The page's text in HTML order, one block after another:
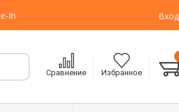
In Вход
Сравнение Избранное